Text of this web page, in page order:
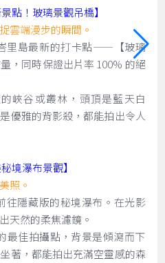
點！玻璃景觀吊橋】
雲端漫步的瞬間。
里島最新的打卡點——【玻璃
，同時保證出片率 100% 的絕
峽谷或叢林，頭頂是藍天白
優雅的背影殺，都能拍出令人
境瀑布景觀】
照。
往隱藏版的秘境瀑布。在光影
天然的柔焦濾鏡。
最佳拍攝點，背景是傾瀉而下
著，都能拍出充滿空靈感的森